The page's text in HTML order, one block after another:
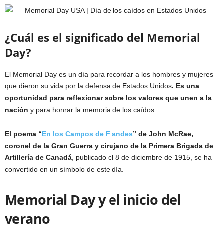
¿Cuál es el significado del Memorial
Day?
El Memorial Day es un día para recordar a los hombres y mujeres
que dieron su vida por la defensa de Estados Unidos. Es una
oportunidad para reflexionar sobre los valores que unen a la
nación y para honrar la memoria de los caídos.
El poema “En los Campos de Flandes” de John McRae,
coronel de la Gran Guerra y cirujano de la Primera Brigada de
Artillería de Canadá , publicado el 8 de diciembre de 1915, se ha
convertido en un símbolo de este día.
Memorial Day y el inicio del
verano